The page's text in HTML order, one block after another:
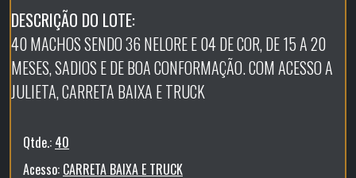
DESCRIÇÃO DO LOTE:
40 MACHOS SENDO 36 NELORE E 04 DE COR, DE 15 A 20
MESES, SADIOS E DE BOA CONFORMAÇÃO. COM ACESSO A
JULIETA, CARRETA BAIXA E TRUCK
Qtde.: 40
Acesso: CARRETA BAIXA E TRUCK